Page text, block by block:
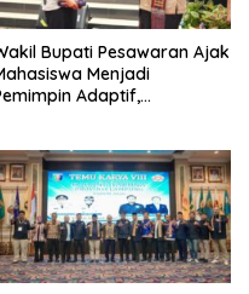
Bupati Pesawaran Ajak
Menjadi
Adaptif,